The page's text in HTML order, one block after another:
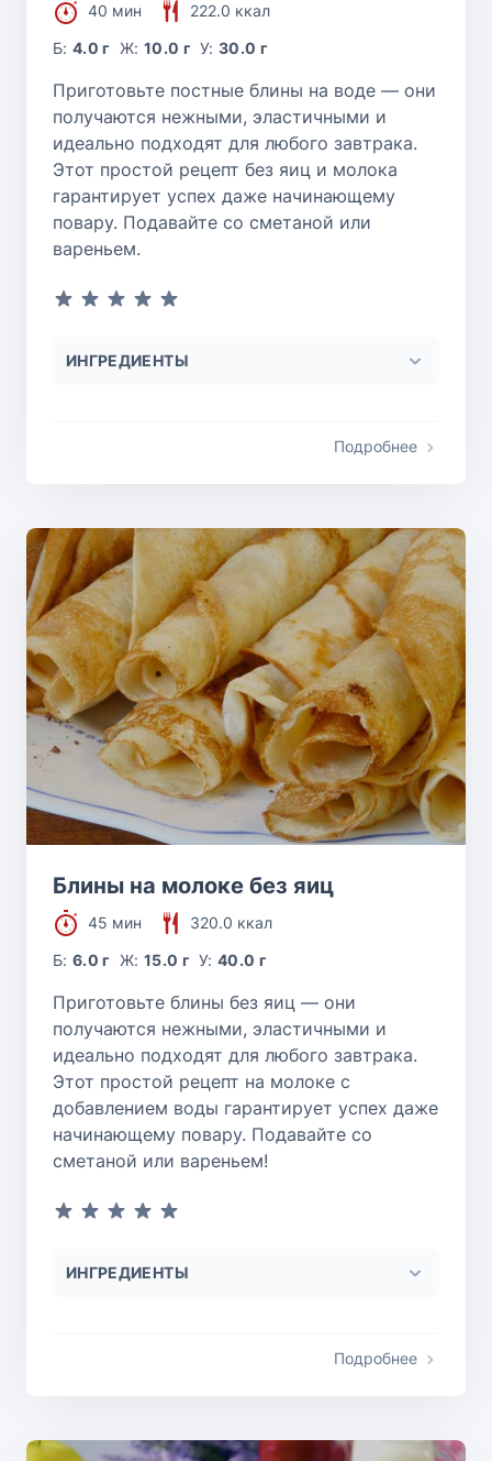
40 мин
222.0 ккал
Б:4.0 г Ж: 10.0 г У:30.0 г
Приготовьте постные блины на воде — они
получаются нежными, эластичными и
идеально подходят для любого завтрака.
Этот простой рецепт без яиц и молока
гарантирует успех даже начинающему
повару. Подавайте со сметаной или
вареньем.
ИНГРЕДИЕНТЫ
Подробнее
Блины на молоке без яиц
45 мин
320.0 ккал
Б:6.0 г Ж: 15.0 г У:40.0 г
Приготовьте блины без яиц — они
получаются нежными, эластичными и
идеально подходят для любого завтрака.
Этот простой рецепт на молоке с
добавлением воды гарантирует успех даже
начинающему повару. Подавайте со
сметаной или вареньем!
ИНГРЕДИЕНТЫ
Подробнее